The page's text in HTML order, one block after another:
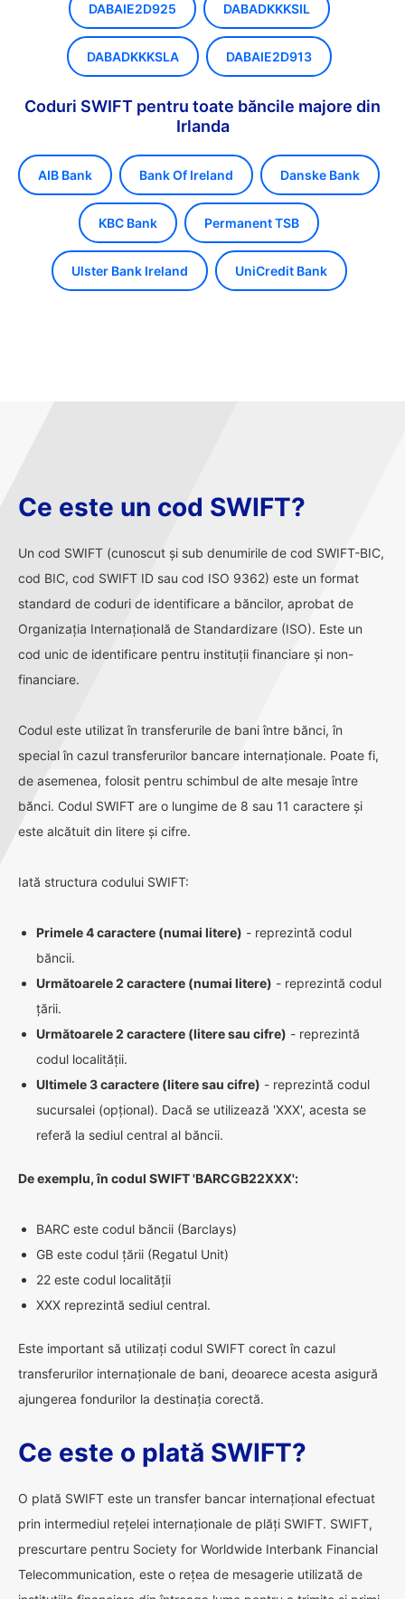
DABAIE2D925 DABADKKKSIL
DABADKKKSLA DABAIE2D913
Coduri SWIFT pentru toate băncile majore din
Irlanda
AIB Bank Bank Of Ireland Danske Bank
KBC Bank Permanent TSB
Ulster Bank Ireland UniCredit Bank
Ce este un cod SWIFT?
Un cod SWIFT (cunoscut și sub denumirile de cod SWIFT-BIC,
cod BIC, cod SWIFT ID sau cod ISO 9362) este un format
standard de coduri de identificare a băncilor, aprobat de
Organizația Internațională de Standardizare (ISO). Este un
cod unic de identificare pentru instituții financiare și non-
financiare.
Codul este utilizat în transferurile de bani între bănci, în
special în cazul transferurilor bancare internaționale. Poate fi,
de asemenea, folosit pentru schimbul de alte mesaje între
bănci. Codul SWIFT are o lungime de 8 sau 11 caractere și
este alcătuit din litere și cifre.
Iată structura codului SWIFT:
Primele 4 caractere (numai litere) - reprezintă codul
băncii.
Următoarele 2 caractere (numai litere) - reprezintă codul
țării.
Următoarele 2 caractere (litere sau cifre) - reprezintă
codul localității.
Ultimele 3 caractere (litere sau cifre) - reprezintă codul
sucursalei (opțional). Dacă se utilizează 'XXX', acesta se
referă la sediul central al băncii.
De exemplu, în codul SWIFT 'BARCGB22XXX':
BARC este codul băncii (Barclays)
GB este codul țării (Regatul Unit)
22 este codul localității
XXX reprezintă sediul central.
Este important să utilizați codul SWIFT corect în cazul
transferurilor internaționale de bani, deoarece acesta asigură
ajungerea fondurilor la destinația corectă.
Ce este o plată SWIFT?
O plată SWIFT este un transfer bancar internațional efectuat
prin intermediul rețelei internaționale de plăți SWIFT. SWIFT,
prescurtare pentru Society for Worldwide Interbank Financial
Telecommunication, este o rețea de mesagerie utilizată de